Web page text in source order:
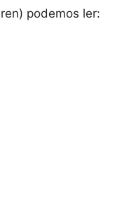
podemos ler: